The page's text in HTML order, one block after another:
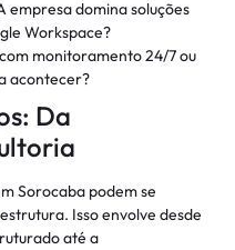
empresa domina soluções
Workspace?
monitoramento 24/7 ou
acontecer?
Da
Sorocaba podem se
Isso envolve desde
até a